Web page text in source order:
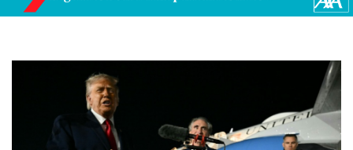
BMD 1.154855
BND 1.478624
BYN 3.410563
BYR